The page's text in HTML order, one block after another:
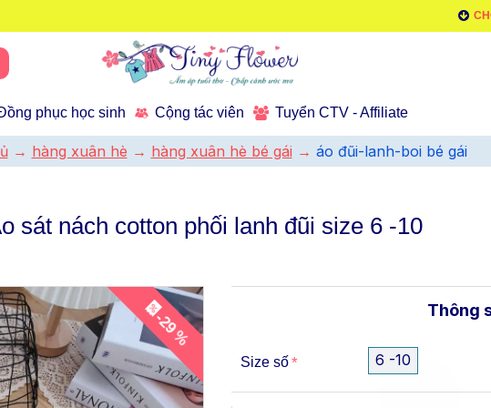
phục học sinh Cộng tác viên Tuyển CTV - Affiliate
hàng xuân hè hàng xuân hè bé gái áo đũi-lanh-boi bé gái
sát nách cotton phối lanh đũi size 6 -10
-29 % Thông
Size số 6 -10